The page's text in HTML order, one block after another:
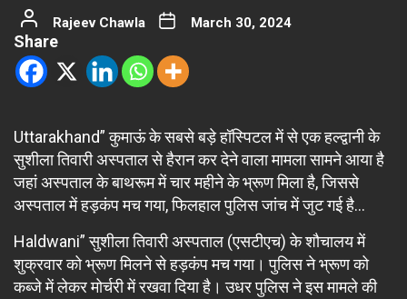
Rajeev Chawla March 30, 2024
Share
Uttarakhand” कुमाऊं के सबसे बड़े हॉस्पिटल में से एक हल्द्वानी के
सुशीला तिवारी अस्पताल से हैरान कर देने वाला मामला सामने आया है
जहां अस्पताल के बाथरूम में चार महीने के भ्रूण मिला है, जिससे
अस्पताल में हड़कंप मच गया, फिलहाल पुलिस जांच में जुट गई है…
Haldwani” सुशीला तिवारी अस्पताल (एसटीएच) के शौचालय में
शुक्रवार को भ्रूण मिलने से हड़कंप मच गया। पुलिस ने भ्रूण को
कब्जे में लेकर मोर्चरी में रखवा दिया है। उधर पुलिस ने इस मामले की